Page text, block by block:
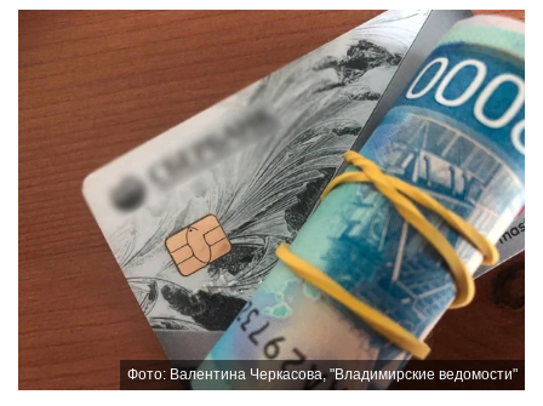
Фото: Валентина Черкасова, "Владимирские ведомости"